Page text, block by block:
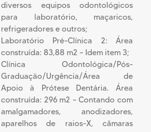
diversos equipos odontológicos
para laboratório, maçaricos,
refrigeradores e outros;
Laboratório Pré-Clínica 2: Área
construída: 83,88 m2 – Idem item 3;
Clínica Odontológica/Pós-
Graduação/Urgência/Área de
Apoio à Prótese Dentária. Área
construída: 296 m2 – Contando com
amalgamadores, anodizadores,
aparelhos de raios-X, câmaras